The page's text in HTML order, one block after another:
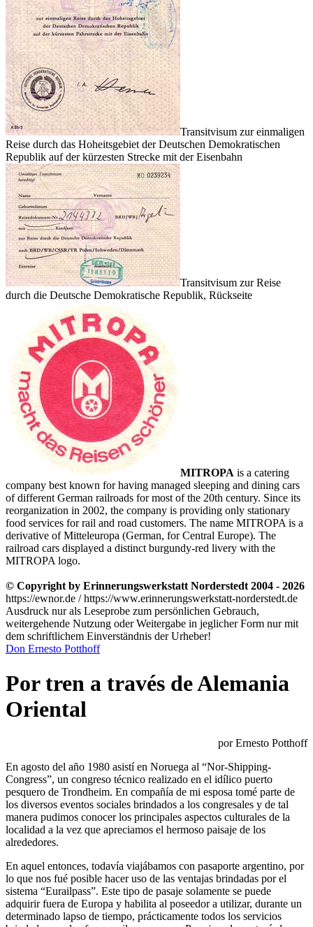
Transitvisum zur einmaligen
Reise durch das Hoheitsgebiet der Deutschen Demokratischen
Republik auf der kürzesten Strecke mit der Eisenbahn
Transitvisum zur Reise
durch die Deutsche Demokratische Republik, Rückseite
MITROPA is a catering
company best known for having managed sleeping and dining cars
of different German railroads for most of the 20th century. Since its
reorganization in 2002, the company is providing only stationary
food services for rail and road customers. The name MITROPA is a
derivative of Mitteleuropa (German, for Central Europe). The
railroad cars displayed a distinct burgundy-red livery with the
MITROPA logo.
© Copyright by Erinnerungswerkstatt Norderstedt 2004 - 2026
https://ewnor.de / https://www.erinnerungswerkstatt-norderstedt.de
Ausdruck nur als Leseprobe zum persönlichen Gebrauch,
weitergehende Nutzung oder Weitergabe in jeglicher Form nur mit
dem schriftlichem Einverständnis der Urheber!
Don Ernesto Potthoff
Por tren a través de Alemania
Oriental
por Ernesto Potthoff
En agosto del año 1980 asistí en Noruega al
Nor-Shipping-
Congress , un congreso técnico realizado en el idílico puerto
pesquero de Trondheim. En compañía de mi esposa tomé parte de
los diversos eventos sociales brindados a los congresales y de tal
manera pudimos conocer los principales aspectos culturales de la
localidad a la vez que apreciamos el hermoso paisaje de los
alrededores.
En aquel entonces, todavía viajábamos con pasaporte argentino, por
lo que nos fué posible hacer uso de las ventajas brindadas por el
sistema
Eurailpass . Este tipo de pasaje solamente se puede
adquirir fuera de Europa y habilita al poseedor a utilizar, durante un
determinado lapso de tiempo, prácticamente todos los servicios